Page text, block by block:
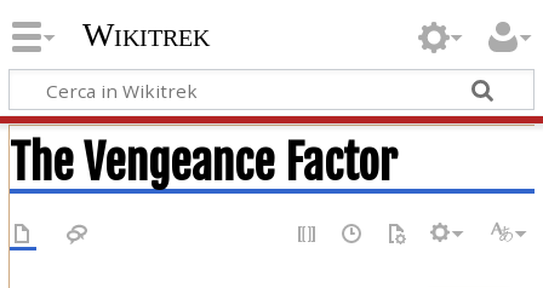
Wikitrek
The Vengeance Factor